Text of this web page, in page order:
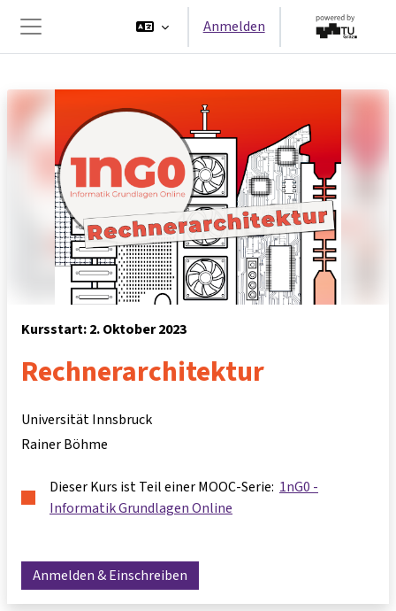
Website-Übersicht
Anmelden
Kursstart: 2. Oktober 2023
Rechnerarchitektur
Universität Innsbruck
Rainer Böhme
Dieser Kurs ist Teil einer MOOC-Serie: 1nG0 -
Informatik Grundlagen Online
Anmelden & Einschreiben